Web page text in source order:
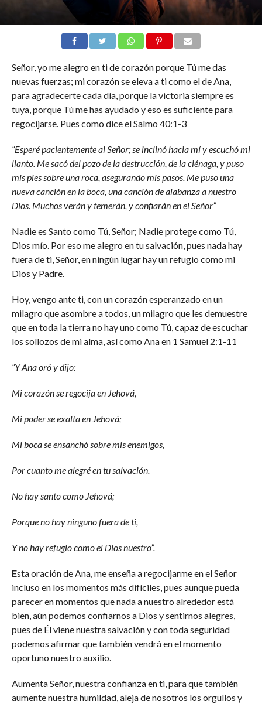
Señor, yo me alegro en ti de corazón porque Tú me das
nuevas fuerzas; mi corazón se eleva a ti como el de Ana,
para agradecerte cada día, porque la victoria siempre es
tuya, porque Tú me has ayudado y eso es suficiente para
regocijarse. Pues como dice el Salmo 40:1-3
“Esperé pacientemente al Señor; se inclinó hacia mí y escuchó mi
llanto. Me sacó del pozo de la destrucción, de la ciénaga, y puso
mis pies sobre una roca, asegurando mis pasos. Me puso una
nueva canción en la boca, una canción de alabanza a nuestro
Dios. Muchos verán y temerán, y confiarán en el Señor”
Nadie es Santo como Tú, Señor; Nadie protege como Tú,
Dios mío. Por eso me alegro en tu salvación, pues nada hay
fuera de ti, Señor, en ningún lugar hay un refugio como mi
Dios y Padre.
Hoy, vengo ante ti, con un corazón esperanzado en un
milagro que asombre a todos, un milagro que les demuestre
que en toda la tierra no hay uno como Tú, capaz de escuchar
los sollozos de mi alma, así como Ana en 1 Samuel 2:1-11
“Y Ana oró y dijo:
Mi corazón se regocija en Jehová,
Mi poder se exalta en Jehová;
Mi boca se ensanchó sobre mis enemigos,
Por cuanto me alegré en tu salvación.
No hay santo como Jehová;
Porque no hay ninguno fuera de ti,
Y no hay refugio como el Dios nuestro”.
Esta oración de Ana, me enseña a regocijarme en el Señor
incluso en los momentos más difíciles, pues aunque pueda
parecer en momentos que nada a nuestro alrededor está
bien, aún podemos confiarnos a Dios y sentirnos alegres,
pues de Él viene nuestra salvación y con toda seguridad
podemos afirmar que también vendrá en el momento
oportuno nuestro auxilio.
Aumenta Señor, nuestra confianza en ti, para que también
aumente nuestra humildad, aleja de nosotros los orgullos y